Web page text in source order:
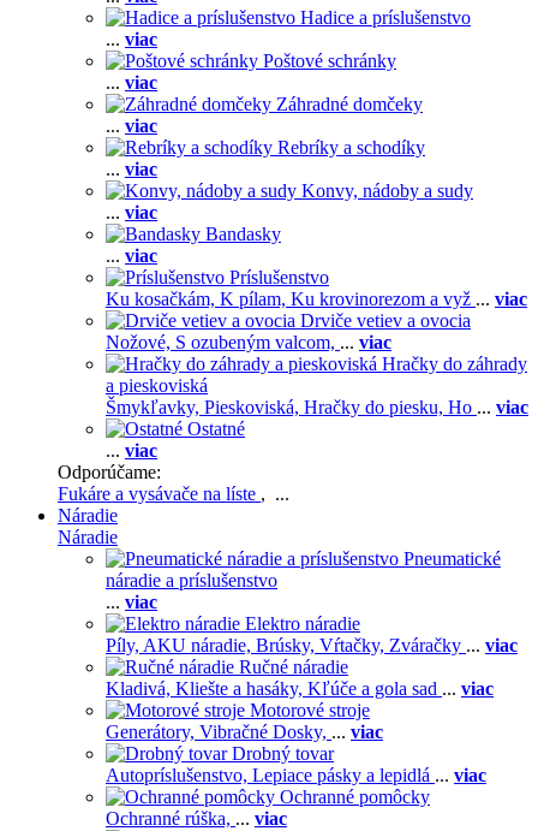
Hadice a príslušenstvo
... viac
Poštové schránky
... viac
Záhradné domčeky
... viac
Rebríky a schodíky
... viac
Konvy, nádoby a sudy
... viac
Bandasky
... viac
Príslušenstvo
Ku kosačkám, K pílam, Ku krovinorezom a vyž ... viac
Drviče vetiev a ovocia
Nožové, S ozubeným valcom, ... viac
Hračky do záhrady
a pieskoviská
Šmykľavky, Pieskoviská, Hračky do piesku, Ho ... viac
Ostatné
... viac
Odporúčame:
Fukáre a vysávače na líste , ...
Náradie
Náradie
Pneumatické
náradie a príslušenstvo
... viac
Elektro náradie
Píly, AKU náradie, Brúsky, Vŕtačky, Zváračky ... viac
Ručné náradie
Kladivá, Kliešte a hasáky, Kľúče a gola sad ... viac
Motorové stroje
Generátory, Vibračné Dosky, ... viac
Drobný tovar
Autopríslušenstvo, Lepiace pásky a lepidlá ... viac
Ochranné pomôcky
Ochranné rúška, ... viac